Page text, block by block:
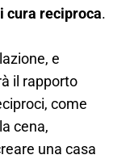
cura reciproca.
e
il rapporto
come
cena,
una casa